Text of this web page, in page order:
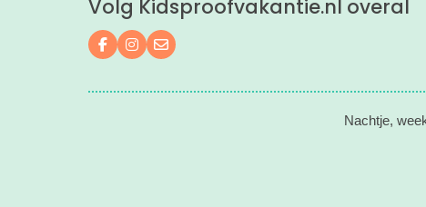
Volg Kidsproofvakantie.nl overal
Volg ons op Facebook
Volg ons op Instagram
Mail ons
Nachtje,